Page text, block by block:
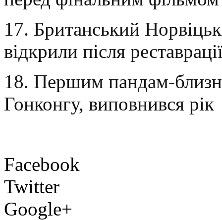
17. Британський
відкрили після
18. Першим пандам-
Гонконгу, виповнився рік
Facebook
Twitter
Google+